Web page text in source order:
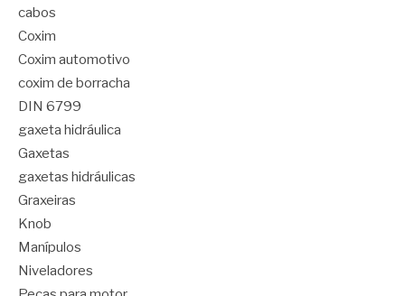
cabos
Coxim
Coxim automotivo
coxim de borracha
DIN 6799
gaxeta hidráulica
Gaxetas
gaxetas hidráulicas
Graxeiras
Knob
Manípulos
Niveladores